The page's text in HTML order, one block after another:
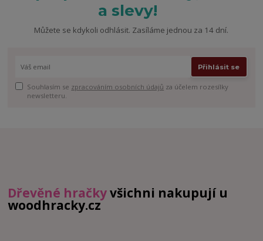
a slevy!
Můžete se kdykoli odhlásit. Zasíláme jednou za 14 dní.
Přihlásit se
Souhlasím se zpracováním osobních údajů za účelem rozesílky
newsletteru.
Dřevěné hračkyvšichni nakupují u
woodhracky.cz